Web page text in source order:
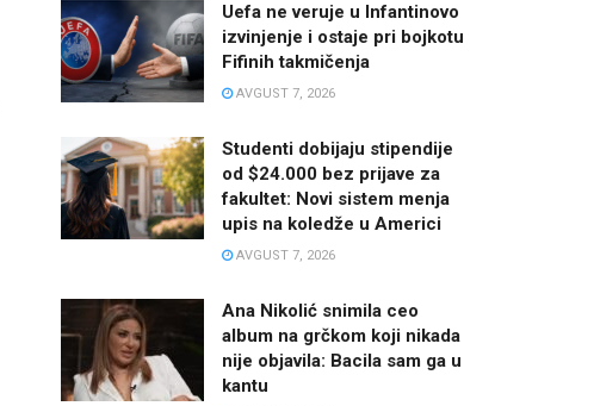
Uefa ne veruje u Infantinovo
izvinjenje i ostaje pri bojkotu
Fifinih takmičenja
AVGUST 7, 2026
Studenti dobijaju stipendije
od $24.000 bez prijave za
fakultet: Novi sistem menja
upis na koledže u Americi
AVGUST 7, 2026
Ana Nikolić snimila ceo
album na grčkom koji nikada
nije objavila: Bacila sam ga u
kantu